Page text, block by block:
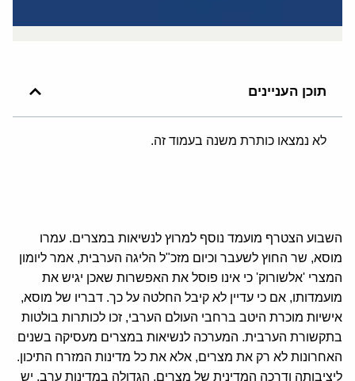
תוכן העניינים
לא נמצאו כותרת משנה בעמוד זה.
השבוע הצטרף מועמד נוסף למרוץ לנשיאות במצרים. עמרו
מוסא, שר החוץ לשעבר וכיום מזכ"ל הליגה הערבית, אמר ליומון
המצרי 'אלשורוק' כי אינו פוסל את האפשרות שאכן יגיש את
מועמדותו, אם כי עדיין לא קיבל החלטה על כך. דבריו של מוסא,
אישיות מוכרת היטב ברחבי העולם הערבי, זכו לכותרות בולטות
בתקשורת הערבית. המערכה לנשיאות במצרים מעסיקה בשנים
האחרונות לא רק את מצרים, אלא את כל מדינות המזרח התיכון.
ליציבותה ודרכה המדינית של מצרים, הגדולה במדינות ערב, יש